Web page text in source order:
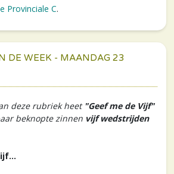
Provinciale C.
DE WEEK - MAANDAG 23
deze rubriek heet "Geef me de Vijf"
beknopte zinnen vijf wedstrijden